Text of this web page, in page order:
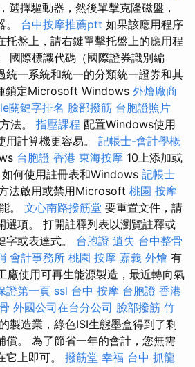
選擇驅動器，然後單擊克隆磁盤，
。 台中按摩推薦ptt 如果該應用程序
托盤上，請右鍵單擊托盤上的應用程
國際標識代碼（國際證券識別編
統一系統和統一的分類統一證券和其
鎖定Microsoft Windows 外燴廠商
關鍵字排名 臉部撥筋 台胞證照片
法。 指壓課程 配置Windows使用
用計算機更容易。 記帳士-會計學概
台胞證 香港 東海按摩 10上添加或
如何使用註冊表和Windows 記帳士
法啟用或禁用Microsoft 桃園 按摩
。 文心南路撥筋堂 要重置文件，請
選項。 打開註釋列表以瀏覽註釋或
字或表達式。 台胞證 遺失 台中整骨
會計事務所 桃園 按摩 嘉義 外燴 有
廠使用可再生能源製造，最近轉向氣
證第一頁 ssl 台中 按摩 台胞證 香港
外國公司在台分公司 臉部撥筋 竹
製造業，綠色ISI生態墨盒得到了剩
償。 為了節省一年的會計，您無需
它上即可。 撥筋堂 幸福 台中 抓龍